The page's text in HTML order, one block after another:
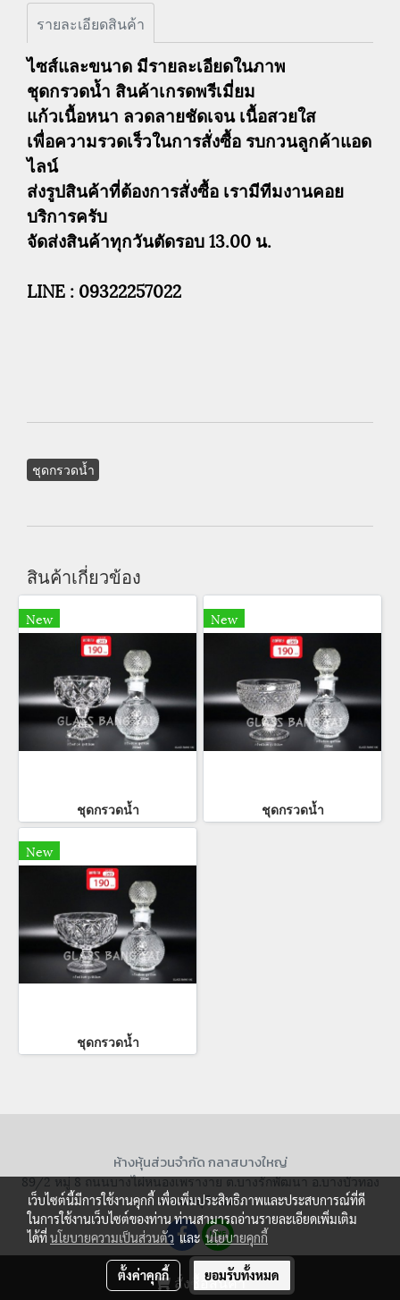
สั่งซื้อสินค้า
รายละเอียดสินค้า
ไซส์และขนาด มีรายละเอียดในภาพ
ชุดกรวดน้ำ สินค้าเกรดพรีเมี่ยม
แก้วเนื้อหนา ลวดลายชัดเจน เนื้อสวยใส
เพื่อความรวดเร็วในการสั่งซื้อ รบกวนลูกค้าแอด
ไลน์
ส่งรูปสินค้าที่ต้องการสั่งซื้อ เรามีทีมงานคอย
บริการครับ
จัดส่งสินค้าทุกวันตัดรอบ 13.00 น.
LINE : 09322257022
ชุดกรวดน้ำ
สินค้าเกี่ยวข้อง
New
ชุดกรวดน้ำ
New
ชุดกรวดน้ำ
New
ชุดกรวดน้ำ
ห้างหุ้นส่วนจำกัด กลาสบางใหญ่
89/2 หมู่ 8 ถนนบางไผ่หนองเพรางาย ต.บางรักพัฒนา อ.บางบัวทอง
จ.นนทบุรี 11110
เว็บไซต์นี้มีการใช้งานคุกกี้ เพื่อเพิ่มประสิทธิภาพและประสบการณ์ที่ดี
ในการใช้งานเว็บไซต์ของท่าน ท่านสามารถอ่านรายละเอียดเพิ่มเติม
ได้ที่นโยบายความเป็นส่วนตัว และนโยบายคุกกี้
ตั้งค่าคุกกี้ ยอมรับทั้งหมด